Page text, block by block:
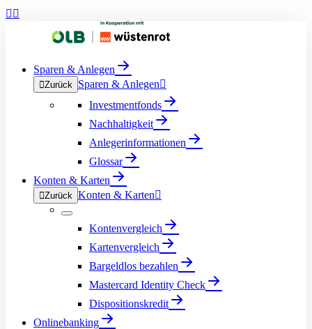
 
Sparen & Anlegen
Zurück Sparen & Anlegen
Investmentfonds
Nachhaltigkeit
Anlegerinformationen
Glossar
Konten & Karten
Zurück Konten & Karten
Kontenvergleich
Kartenvergleich
Bargeldlos bezahlen
Mastercard Identity Check
Dispositionskredit
Onlinebanking